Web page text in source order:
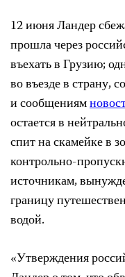
12 июня Ландер
прошла через
въехать в Грузию;
во въезде в страну,
и сообщениям
остается в
спит на скамейке в
контрольно-
источникам,
границу
водой.
«Утверждения